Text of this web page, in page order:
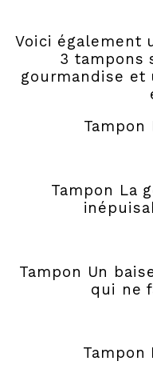
Voici également
3 tampons
gourmandise
Tampon
Tampon La
Tampon Un
qui ne
Tampon